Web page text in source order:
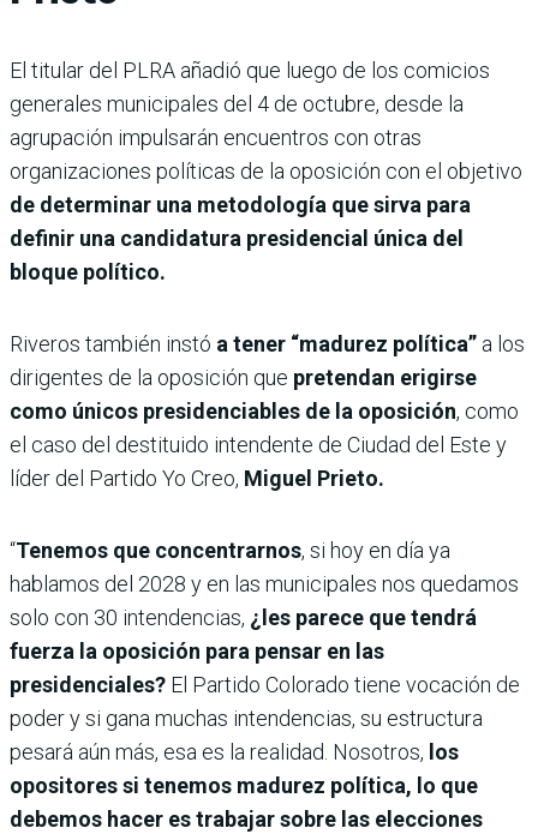
El titular del PLRA añadió que luego de los comicios
generales municipales del 4 de octubre, desde la
agrupación impulsarán encuentros con otras
organizaciones políticas de la oposición con el objetivo
de determinar una metodología que sirva para
definir una candidatura presidencial única del
bloque político.
Riveros también instó a tener “madurez política” a los
dirigentes de la oposición que pretendan erigirse
como únicos presidenciables de la oposición, como
el caso del destituido intendente de Ciudad del Este y
líder del Partido Yo Creo, Miguel Prieto.
“Tenemos que concentrarnos, si hoy en día ya
hablamos del 2028 y en las municipales nos quedamos
solo con 30 intendencias, ¿les parece que tendrá
fuerza la oposición para pensar en las
presidenciales? El Partido Colorado tiene vocación de
poder y si gana muchas intendencias, su estructura
pesará aún más, esa es la realidad. Nosotros, los
opositores si tenemos madurez política, lo que
debemos hacer es trabajar sobre las elecciones